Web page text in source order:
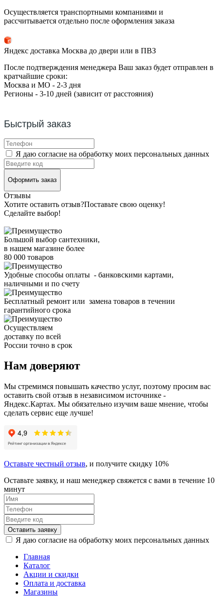
Осуществляется транспортными компаниями и
рассчитывается отдельно после оформления заказа
Яндекс доставка Москва до двери или в ПВЗ
После подтверждения менеджера Ваш заказ будет отправлен в
кратчайшие сроки:
Москва и МО - 2-3 дня
Регионы - 3-10 дней (зависит от расстояния)
Быстрый заказ
Я даю согласие на обработку моих персональных данных
Оформить заказ
Отзывы
Хотите оставить отзыв?Поставьте свою оценку!
Сделайте выбор!
Большой выбор сантехники,
в нашем магазине более
80 000 товаров
Удобные способы оплаты - банковскими картами,
наличными и по счету
Бесплатный ремонт или замена товаров в течении
гарантийного срока
Осуществляем
доставку по всей
России точно в срок
Нам доверяют
Мы стремимся повышать качество услуг, поэтому просим вас
оставить свой отзыв в независимом источнике -
Яндекс.Картах. Мы обязательно изучим ваше мнение, чтобы
сделать сервис еще лучше!
Оставьте честный отзыв, и получите скидку 10%
Оставьте заявку, и наш менеджер свяжется с вами в течение 10
минут
Оставить заявку
Я даю согласие на обработку моих персональных данных
Главная
Каталог
Акции и скидки
Оплата и доставка
Магазины